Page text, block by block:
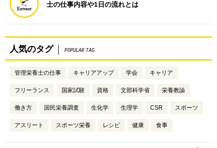
士の仕事内容や1日の流れとは
人気のタグ POPULAR TAG
管理栄養士の仕事 キャリアアップ 学会 キャリア
フリーランス 国家試験 資格 文部科学省 栄養教諭
働き方 国民栄養調査 生化学 生理学 CSR スポーツ
アスリート スポーツ栄養 レシピ 健康 食事